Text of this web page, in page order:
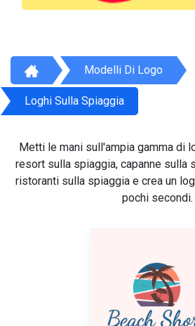
Modelli Di Logo
Loghi Sulla Spiaggia
Metti le mani sull'ampia gamma di
resort sulla spiaggia, capanne sulla
ristoranti sulla spiaggia e crea un
pochi secondi.